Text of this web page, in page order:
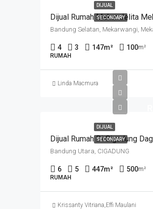
DIJUAL
SECONDARY
Bandung Selatan, Mekarwangi,
4 3 147m² 100m²
RUMAH
Linda Macmura
DIJUAL
SECONDARY
Bandung Utara, CIGADUNG
6 5 447m² 500m²
RUMAH
Krissanty Vitriana,Effi Maulani